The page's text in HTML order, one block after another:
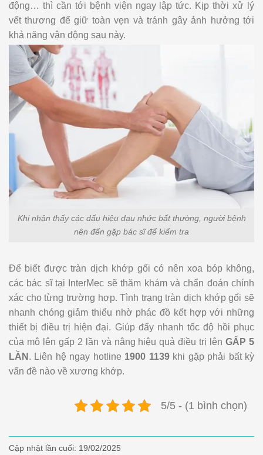
động… thì cần tới bệnh viện ngay lập tức. Kịp thời xử lý
vết thương để giữ toàn vẹn và tránh gây ảnh hưởng tới
khả năng vận động sau này.
Khi nhận thấy các dấu hiệu đau nhức bất thường, người bệnh
nên đến gặp bác sĩ để kiểm tra
Để biết được tràn dịch khớp gối có nên xoa bóp không,
các bác sĩ tại InterMec sẽ thăm khám và chẩn đoán chính
xác cho từng trường hợp. Tình trạng tràn dịch khớp gối sẽ
nhanh chóng giảm thiểu nhờ phác đồ kết hợp với những
thiết bị điều trị hiện đại. Giúp đẩy nhanh tốc độ hồi phục
của mô lên gấp 2 lần và nâng hiệu quả điều trị lênGẤP 5
LẦN . Liên hệ ngay hotline 1900 1139khi gặp phải bất kỳ
vấn đề nào về xương khớp.
5/5 - (1 bình chọn)
Cập nhật lần cuối: 19/02/2025